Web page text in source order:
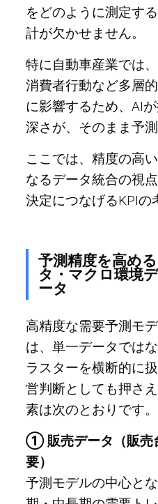
をどのように測定す
計が欠かせません。
特に自動車産業では
消費者行動など多層
に影響するため、AI
深さが、そのまま予
ここでは、精度の高
なるデータ統合の視
決定につなげるKPIの
予測精度を高め
タ・マクロ環境
ータ
高精度な需要予測モ
は、単一データでは
ラスターを横断的に
営判断としても押さ
素は次のとおりです。
① 販売データ（販売
要）
予測モデルの中心と